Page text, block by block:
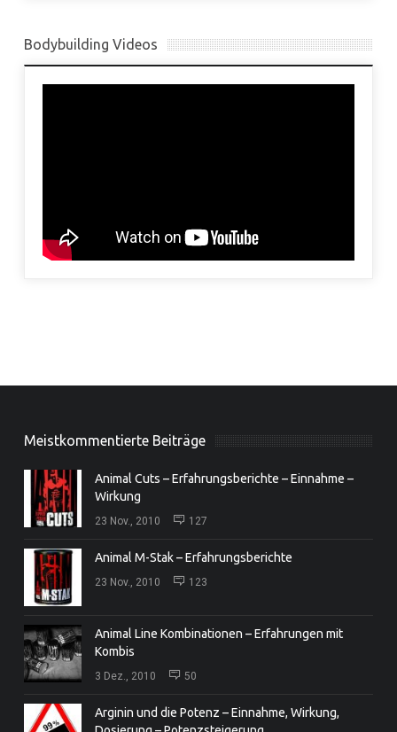
Bodybuilding Videos
Meistkommentierte Beiträge
Animal Cuts – Erfahrungsberichte – Einnahme –
Wirkung
23 Nov., 2010 127
Animal M-Stak – Erfahrungsberichte
23 Nov., 2010 123
Animal Line Kombinationen – Erfahrungen mit
Kombis
3 Dez., 2010 50
Arginin und die Potenz – Einnahme, Wirkung,